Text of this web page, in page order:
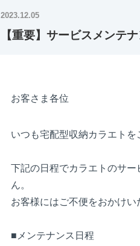
2023.12.05
【重要】サービスメンテ
お客さま各位
いつも宅配型収納カラエトを
下記の日程でカラエトのサ
ん。
お客様にはご不便をおかけい
■メンテナンス日程